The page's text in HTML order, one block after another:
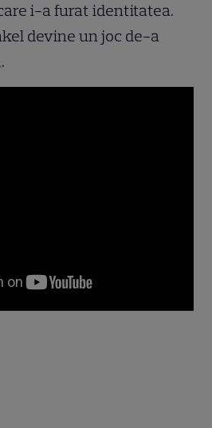
i-a furat identitatea.
devine un joc de-a